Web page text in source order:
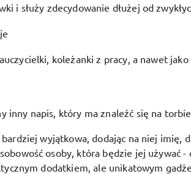
i służy zdecydowanie dłużej od
koleżanki z pracy, a nawet
inny napis, który ma znaleźć się na torbie.
wyjątkowa, dodając na niej imię,
osoby, która będzie jej używać
dodatkiem, ale unikatowym